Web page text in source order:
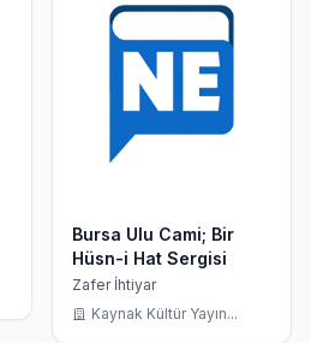
Bursa Ulu Cami; Bir
Hüsn-i Hat Sergisi
Zafer İhtiyar
Kaynak Kültür Yayın...